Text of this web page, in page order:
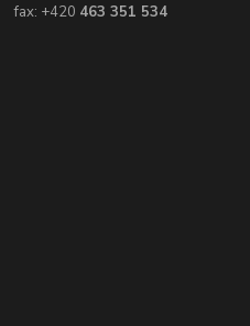
fax: +420 463 351 534